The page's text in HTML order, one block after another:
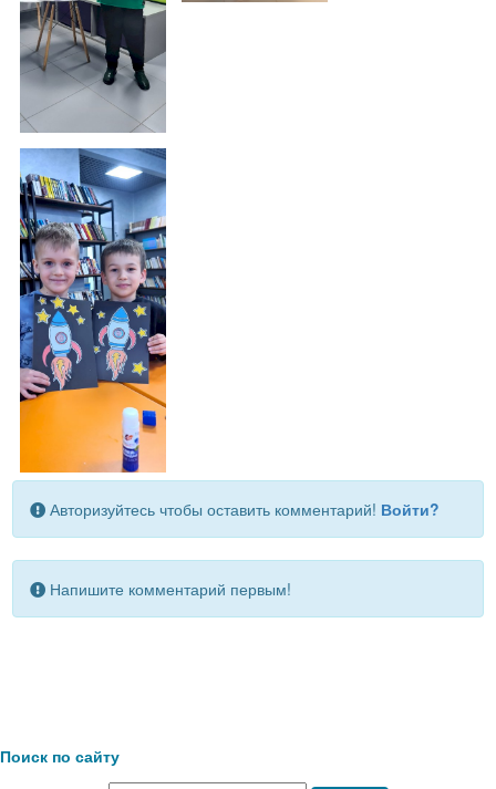
Авторизуйтесь чтобы оставить комментарий! Войти?
Напишите комментарий первым!
Поиск по сайту